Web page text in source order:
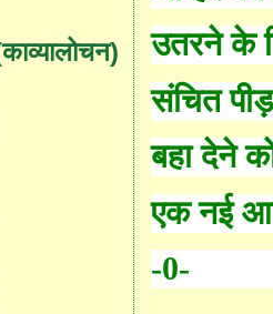
उतरने के
संचित
बहा देने
एक नई
-0-